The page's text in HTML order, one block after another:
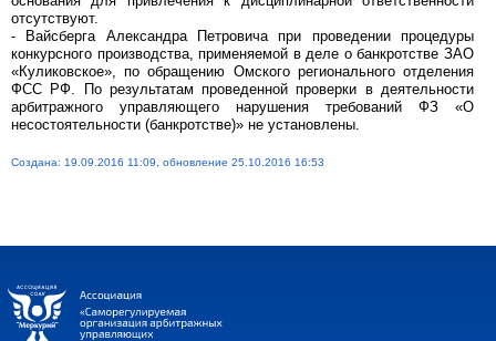
отсутствуют.
- Вайсберга Александра Петровича при проведении процедуры
конкурсного производства, применяемой в деле о банкротстве ЗАО
«Куликовское», по обращению Омского регионального отделения
ФСС РФ. По результатам проведенной проверки в деятельности
арбитражного управляющего нарушения требований ФЗ «О
несостоятельности (банкротстве)» не установлены.
Создана: 19.09.2016 11:09, обновление 25.10.2016 16:53